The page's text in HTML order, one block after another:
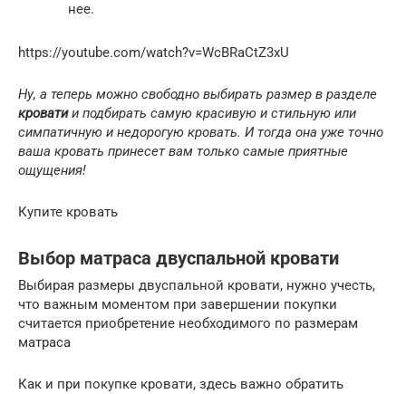
нее.
https://youtube.com/watch?v=WcBRaCtZ3xU
Ну, а теперь можно свободно выбирать размер в разделе
кроватии подбирать самую красивую и стильную или
симпатичную и недорогую кровать. И тогда она уже точно
ваша кровать принесет вам только самые приятные
ощущения!
Купите кровать
Выбор матраса двуспальной кровати
Выбирая размеры двуспальной кровати, нужно учесть,
что важным моментом при завершении покупки
считается приобретение необходимого по размерам
матраса
Как и при покупке кровати, здесь важно обратить